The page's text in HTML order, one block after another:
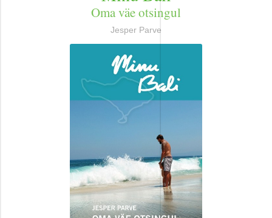
Biograafiad ja memuaarid
Oma väe otsingul
Jesper Parve